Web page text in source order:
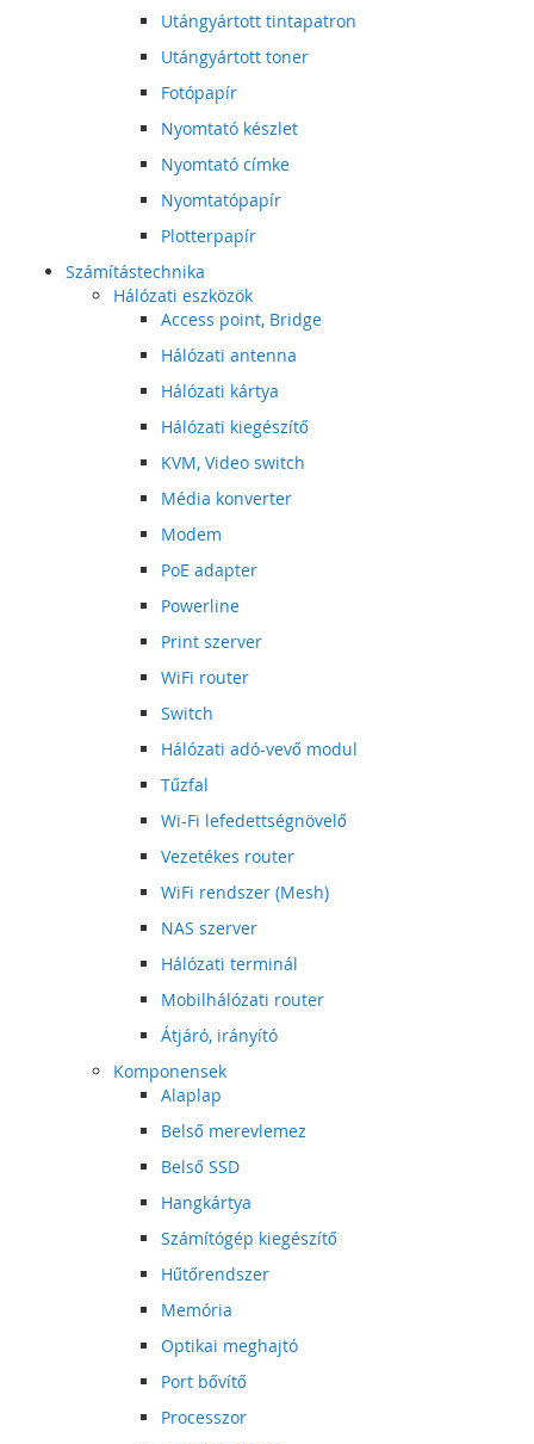
Utángyártott tintapatron
Utángyártott toner
Fotópapír
Nyomtató készlet
Nyomtató címke
Nyomtatópapír
Plotterpapír
Számítástechnika
Hálózati eszközök
Access point, Bridge
Hálózati antenna
Hálózati kártya
Hálózati kiegészítő
KVM, Video switch
Média konverter
Modem
PoE adapter
Powerline
Print szerver
WiFi router
Switch
Hálózati adó-vevő modul
Tűzfal
Wi-Fi lefedettségnövelő
Vezetékes router
WiFi rendszer (Mesh)
NAS szerver
Hálózati terminál
Mobilhálózati router
Átjáró, irányító
Komponensek
Alaplap
Belső merevlemez
Belső SSD
Hangkártya
Számítógép kiegészítő
Hűtőrendszer
Memória
Optikai meghajtó
Port bővítő
Processzor